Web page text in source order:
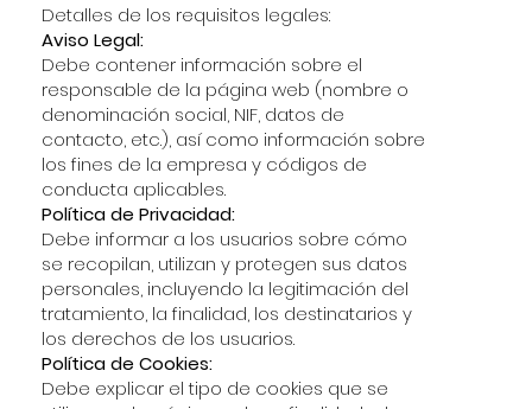
Detalles de los requisitos legales:
Aviso Legal:
Debe contener información sobre el
responsable de la página web (nombre o
denominación social, NIF, datos de
contacto, etc.), así como información sobre
los fines de la empresa y códigos de
conducta aplicables.
Política de Privacidad:
Debe informar a los usuarios sobre cómo
se recopilan, utilizan y protegen sus datos
personales, incluyendo la legitimación del
tratamiento, la finalidad, los destinatarios y
los derechos de los usuarios.
Política de Cookies:
Debe explicar el tipo de cookies que se